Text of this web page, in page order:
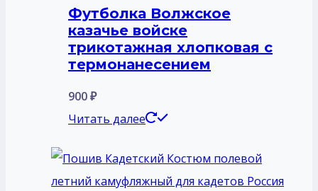
можно
выбрать
на
Футболка Волжское
казачье войске
трикотажная хлопковая с
термонанесением
900₽
Читать далее